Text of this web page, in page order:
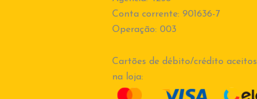
Conta corrente: 901636-7
Operação: 003
Cartões de débito/crédito aceitos
na loja: